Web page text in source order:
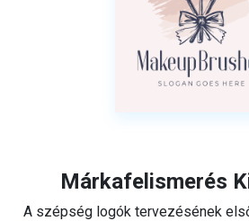
Márkafelismerés
A szépség logók tervezésének